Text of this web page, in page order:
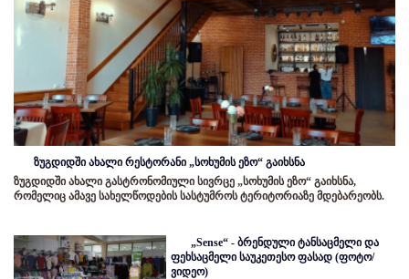
ზუგდიდში ახალი რესტორანი „სოხუმის ეზო“ გაიხსნა
ზუგდიდში ახალი გასტრონომიული სივრცე „სოხუმის ეზო“ გაიხსნა,
რომელიც ამავე სახელწოდების სასტუმროს ტერიტორიაზე მდებარეობს.
„Sense“ - ბრენდული ტანსაცმელი და
ფეხსაცმელი საუკეთესო ფასად (ფოტო/
ვიდეო)